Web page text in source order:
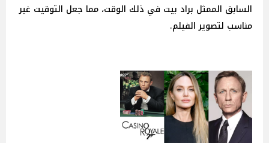
السابق الممثل براد بيت في ذلك الوقت، مما جعل التوقيت غير
مناسب لتصوير الفيلم.